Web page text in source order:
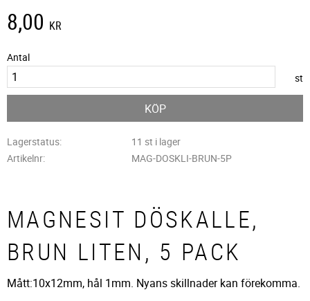
8,00 KR
Antal
st
KÖP
Lagerstatus
11 st i lager
Artikelnr
MAG-DOSKLI-BRUN-5P
MAGNESIT DÖSKALLE,
BRUN LITEN, 5 PACK
Mått:10x12mm, hål 1mm. Nyans skillnader kan förekomma.